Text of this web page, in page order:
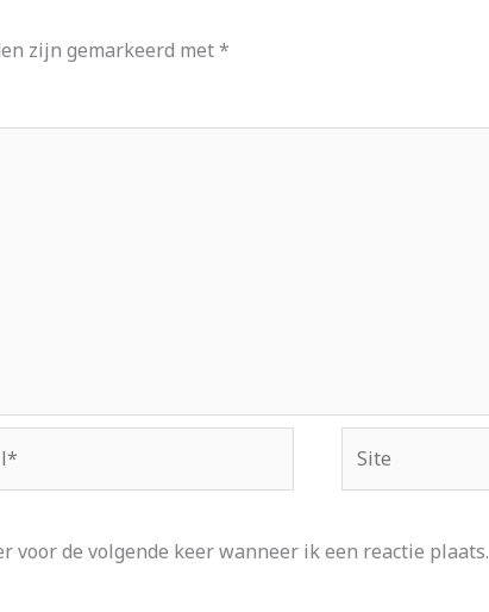
zijn gemarkeerd met*
de volgende keer wanneer ik een reactie plaats.